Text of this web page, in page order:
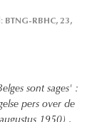
BTNG-RBHC, 23,
sont sages' :
pers over de